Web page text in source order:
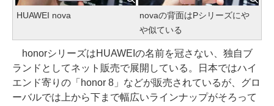
HUAWEI nova
novaの背面はPシリーズにや
や似ている
honorシリーズはHUAWEIの名前を冠さない、独自ブ
ランドとしてネット販売で展開している。日本ではハイ
エンド寄りの「honor 8」などが販売されているが、グロ
ーバルでは上から下まで幅広いラインナップがそろって